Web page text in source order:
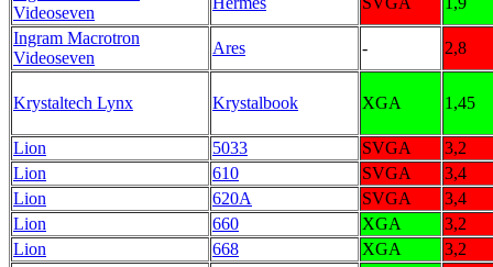
Videoseven
Ingram Macrotron
Videoseven
Ares - 2,8
Krystaltech Lynx Krystalbook XGA 1,45
Lion 5033 SVGA
3,2
Lion
610 SVGA
3,4
Lion
620A SVGA
3,4
Lion
660 XGA
3,2
Lion
668 XGA
3,2